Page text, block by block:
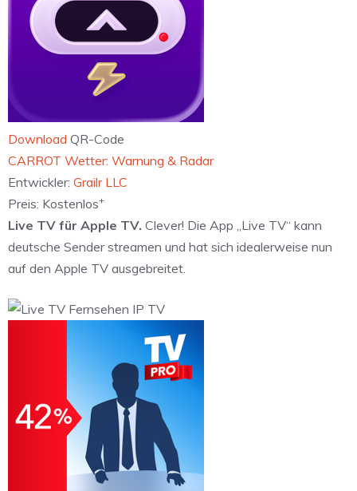
Download QR-Code
‎CARROT Wetter: Warnung & Radar
Entwickler: Grailr LLC
Preis: Kostenlos+
Live TV für Apple TV. Clever! Die App „Live TV“ kann
deutsche Sender streamen und hat sich idealerweise nun
auf den Apple TV ausgebreitet.